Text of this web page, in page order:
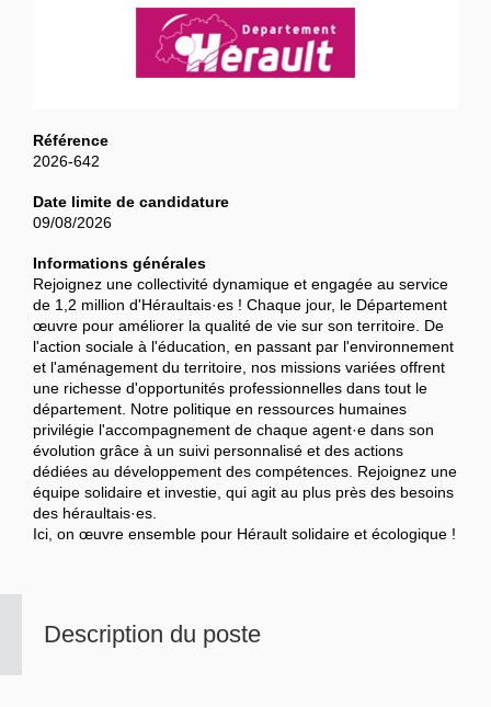
Description du poste
Référence
2026-642
Date limite de candidature
09/08/2026
Informations générales
Rejoignez une collectivité dynamique et engagée au service
de 1,2 million d'Héraultais·es ! Chaque jour, le Département
œuvre pour améliorer la qualité de vie sur son territoire. De
l'action sociale à l'éducation, en passant par l'environnement
et l'aménagement du territoire, nos missions variées offrent
une richesse d'opportunités professionnelles dans tout le
département. Notre politique en ressources humaines
privilégie l'accompagnement de chaque agent·e dans son
évolution grâce à un suivi personnalisé et des actions
dédiées au développement des compétences. Rejoignez une
équipe solidaire et investie, qui agit au plus près des besoins
des héraultais·es.
Ici, on œuvre ensemble pour Hérault solidaire et écologique !